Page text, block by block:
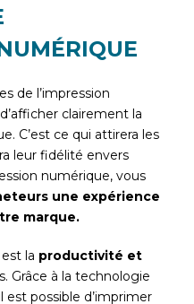
de l’impression
clairement la
C’est ce qui attirera les
leur fidélité envers
numérique, vous
une expérience
marque.
la productivité et
Grâce à la technologie
est possible d’imprimer